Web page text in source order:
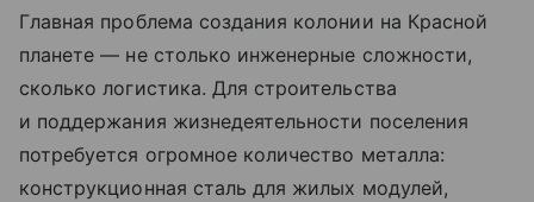
Главная проблема создания колонии на Красной
планете — не столько инженерные сложности,
сколько логистика. Для строительства
и поддержания жизнедеятельности поселения
потребуется огромное количество металла:
конструкционная сталь для жилых модулей,